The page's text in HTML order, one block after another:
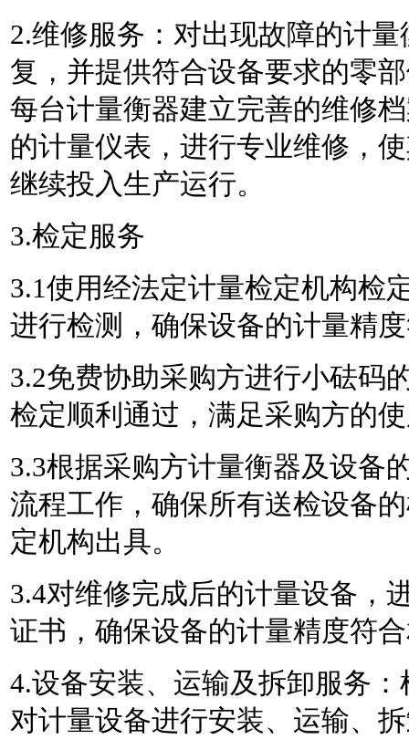
2.维修服务：对出现故障的计
复，并提供符合设备要求的零
每台计量衡器建立完善的维修
的计量仪表，进行专业维修，
继续投入生产运行。
3.检定服务
3.1使用经法定计量检定机构检
进行检测，确保设备的计量精
3.2免费协助采购方进行小砝码
检定顺利通过，满足采购方的
3.3根据采购方计量衡器及设备
流程工作，确保所有送检设备
定机构出具。
3.4对维修完成后的计量设备，
证书，确保设备的计量精度符
4.设备安装、运输及拆卸服务
对计量设备进行安装、运输、